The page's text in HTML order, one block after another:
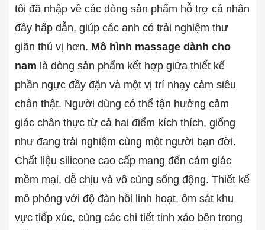
tôi đã nhập về các dòng sản phẩm hỗ trợ cá nhân
đầy hấp dẫn, giúp các anh có trải nghiệm thư
giãn thú vị hơn. Mô hình massage dành cho
nam là dòng sản phẩm kết hợp giữa thiết kế
phần ngực đầy đặn và một vị trí nhạy cảm siêu
chân thật. Người dùng có thể tận hưởng cảm
giác chân thực từ cả hai điểm kích thích, giống
như đang trải nghiệm cùng một người bạn đời.
Chất liệu silicone cao cấp mang đến cảm giác
mềm mại, dễ chịu và vô cùng sống động. Thiết kế
mô phỏng với độ đàn hồi linh hoạt, ôm sát khu
vực tiếp xúc, cùng các chi tiết tinh xảo bên trong